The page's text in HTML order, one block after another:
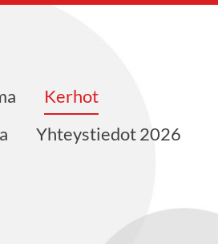
Kerhot
Yhteystiedot 2026